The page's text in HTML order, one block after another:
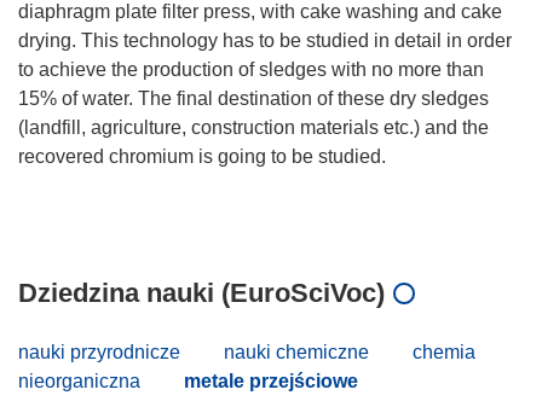
diaphragm plate filter press, with cake washing and cake
drying. This technology has to be studied in detail in order
to achieve the production of sledges with no more than
15% of water. The final destination of these dry sledges
(landfill, agriculture, construction materials etc.) and the
recovered chromium is going to be studied.
Dziedzina nauki (EuroSciVoc)
nauki przyrodnicze nauki chemiczne
chemia
nieorganiczna
metale przejściowe